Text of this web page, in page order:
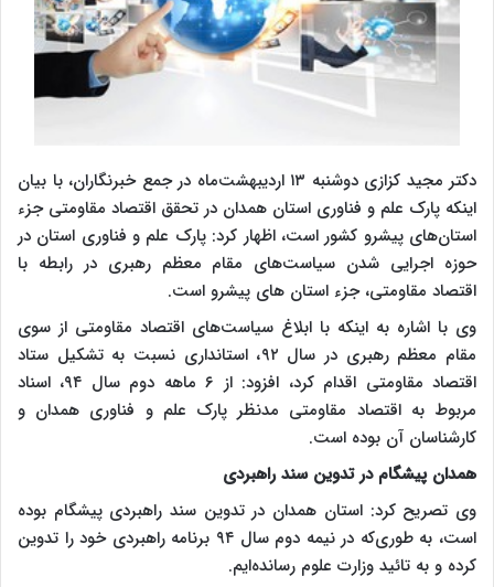
دکتر مجید کزازی دوشنبه ۱۳ اردیبهشت‌ماه در جمع خبرنگاران، با بیان
اینکه پارک علم و فناوری استان همدان در تحقق اقتصاد مقاومتی جزء
استان‌های پیشرو کشور است، اظهار کرد: پارک علم و فناوری استان در
حوزه اجرایی شدن سیاست‌های مقام معظم رهبری در رابطه با
اقتصاد مقاومتی، جزء استان های پیشرو است.
وی با اشاره به اینکه با ابلاغ سیاست‌های اقتصاد مقاومتی از سوی
مقام معظم رهبری در سال ۹۲، استانداری نسبت به تشکیل ستاد
اقتصاد مقاومتی اقدام کرد، افزود: از ۶ ماهه دوم سال ۹۴، اسناد
مربوط به اقتصاد مقاومتی مدنظر پارک علم و فناوری همدان و
کارشناسان آن بوده است.
همدان پیشگام در تدوین سند راهبردی
وی تصریح کرد: استان همدان در تدوین سند راهبردی پیشگام بوده
است، به طوری‌که در نیمه دوم سال ۹۴ برنامه راهبردی خود را تدوین
کرده و به تائید وزارت علوم رسانده‌ایم.